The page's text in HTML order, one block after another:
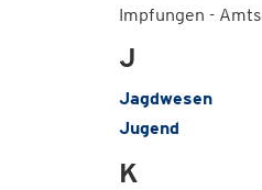
Impfungen -
J
Jagdwesen
Jugend
K